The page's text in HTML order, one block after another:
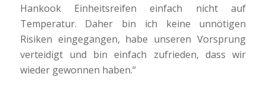
Hankook Einheitsreifen einfach nicht auf
Temperatur. Daher bin ich keine unnötigen
Risiken eingegangen, habe unseren Vorsprung
verteidigt und bin einfach zufrieden, dass wir
wieder gewonnen haben.“